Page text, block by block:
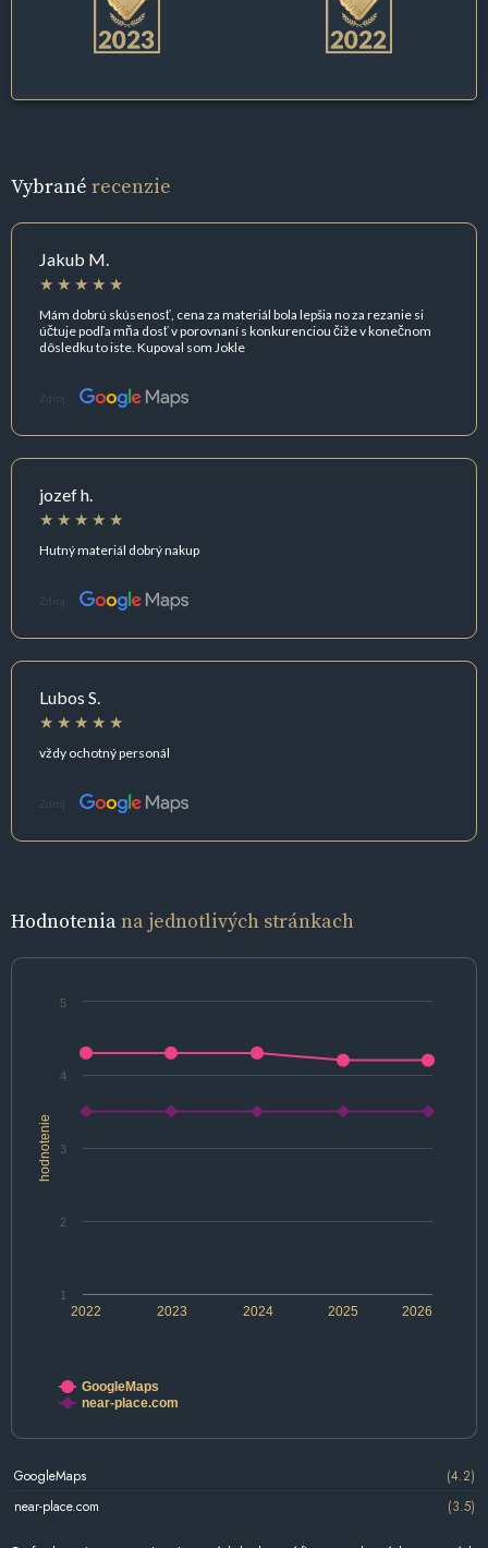
Vybrané recenzie
Jakub M.
Mám dobrú skúsenosť, cena za materiál bola lepšia no za rezanie si
účtuje podľa mňa dosť v porovnaní s konkurenciou čiže v konečnom
dôsledku to iste. Kupoval som Jokle
Zdroj:
jozef h.
Hutný materiál dobrý nakup
Zdroj:
Lubos S.
vždy ochotný personál
Zdroj:
Hodnoteniana jednotlivých stránkach
hodnotenie
2022 2024 2026
2023 2025
1
2
3
4
5
GoogleMaps
near-place.com
GoogleMaps
(4.2)
near-place.com
(3.5)